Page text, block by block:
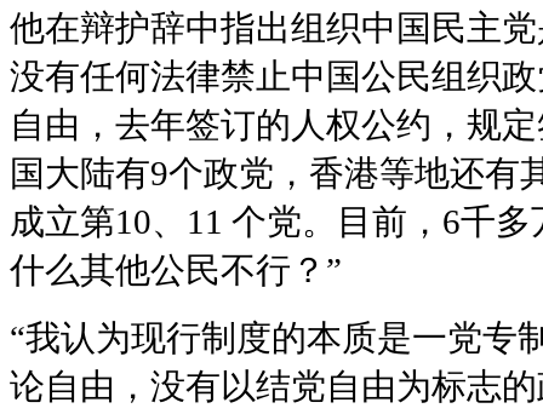
他在辩护辞中指出组织中国民主
没有任何法律禁止中国公民组织
自由，去年签订的人权公约，规
国大陆有9个政党，香港等地还有
成立第10、11 个党。目前，6千
什么其他公民不行？”
“我认为现行制度的本质是一党专
论自由，没有以结党自由为标志